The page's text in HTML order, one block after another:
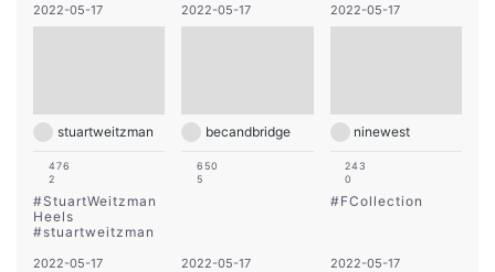
2022-05-17
stuartweitzman
476
2
#StuartWeitzman
Heels
#stuartweitzman
2022-05-17
becandbridge
650
5
2022-05-17
ninewest
243
0
#FCollection
2022-05-17 2022-05-17 2022-05-17